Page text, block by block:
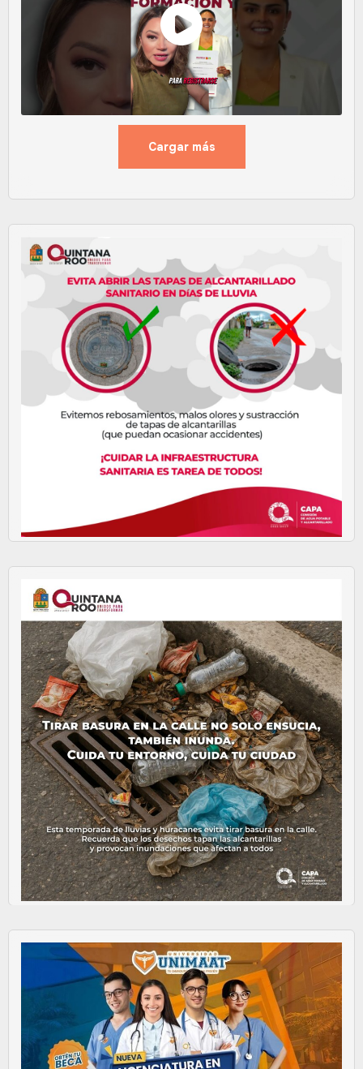
Cargar más